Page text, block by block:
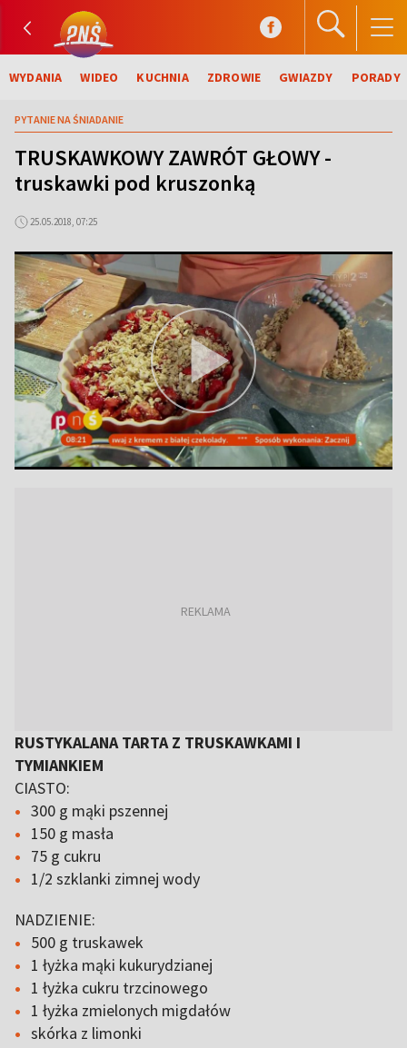
WYDANIA WIDEO KUCHNIA ZDROWIE GWIAZDY PORADY
PYTANIE NA ŚNIADANIE
TRUSKAWKOWY ZAWRÓT GŁOWY -
truskawki pod kruszonką
25.05.2018, 07:25
RUSTYKALANA TARTA Z TRUSKAWKAMI I
TYMIANKIEM
CIASTO:
300 g mąki pszennej
150 g masła
75 g cukru
1/2 szklanki zimnej wody
NADZIENIE:
500 g truskawek
1 łyżka mąki kukurydzianej
1 łyżka cukru trzcinowego
1 łyżka zmielonych migdałów
skórka z limonki